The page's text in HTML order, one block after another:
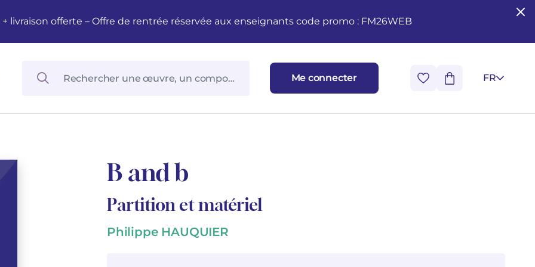
livraison offerte – Offre de rentrée réservée aux enseignants code promo : FM26WEB
Me connecter FR
B and b
Partition et matériel
Philippe HAUQUIER